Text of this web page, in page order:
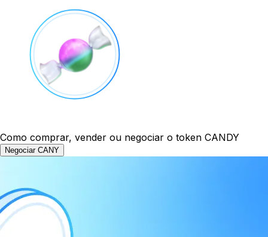
Como comprar, vender ou negociar o token CANDY
Negociar CANY